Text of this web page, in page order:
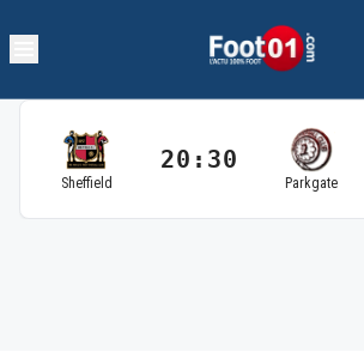
Sheffield
20:30
Parkgate